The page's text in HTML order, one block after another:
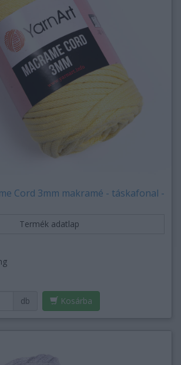
Cord 3mm makramé - táskafonal -
Termék adatlap
db Kosárba